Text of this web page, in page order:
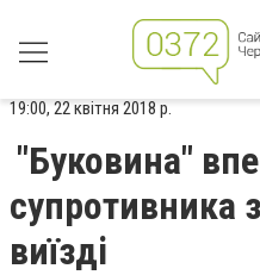
19:00, 22 квітня 2018 р.
"Буковина"
супротивника
виїзді